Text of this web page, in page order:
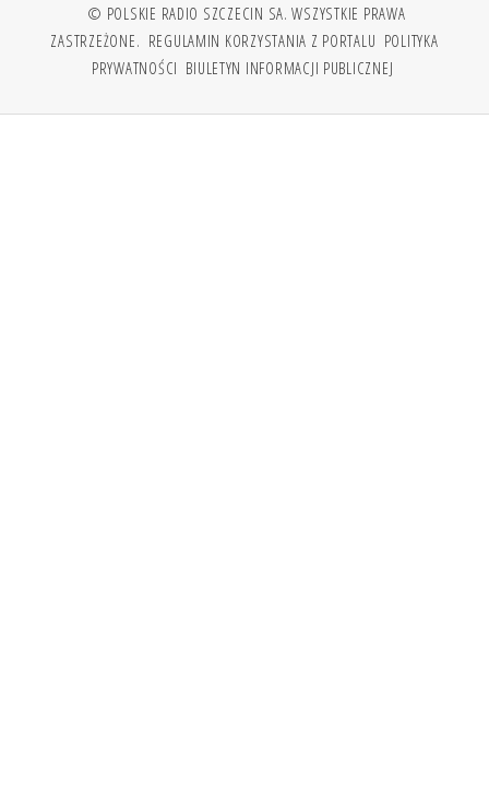
© POLSKIE RADIO SZCZECIN SA. WSZYSTKIE PRAWA
ZASTRZEŻONE. REGULAMIN KORZYSTANIA Z PORTALU POLITYKA
PRYWATNOŚCI BIULETYN INFORMACJI PUBLICZNEJ